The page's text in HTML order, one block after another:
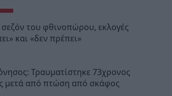
του φθινοπώρου, εκλογές
και «δεν πρέπει»
Τραυματίστηκε 73χρονος
μετά από πτώση από σκάφος